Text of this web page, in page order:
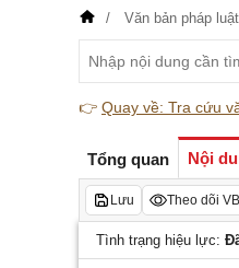
Văn bản pháp luật
👉 Quay về: Tra cứu
Tổng quan Nội
Lưu Theo dõi VB
Tình trạng hiệu lực: